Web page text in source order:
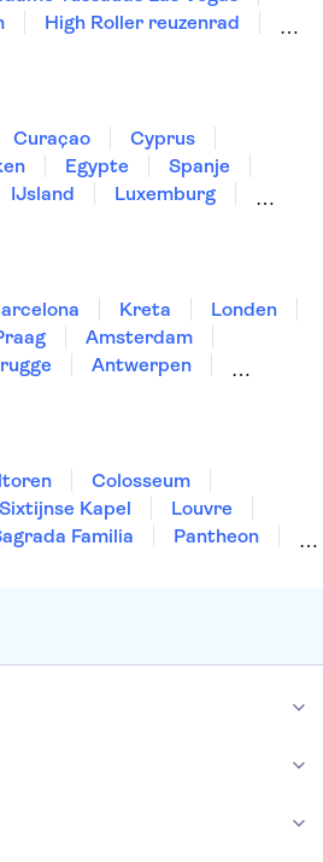
High Roller reuzenrad
Museum of Natural History
Curaçao
Cyprus
Egypte
Spanje
IJsland
Luxemburg
Kreta
Londen
Amsterdam
Antwerpen
Colosseum
Sixtijnse Kapel
Louvre
Familia
Pantheon